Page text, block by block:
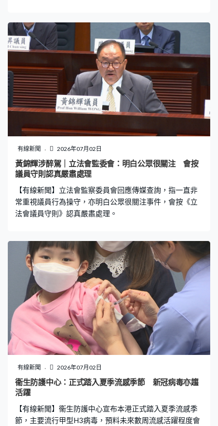
及法團治理能力不足，決策機制亦有缺陷，例如有人透過
購入單位，在大廈「落釘」以影響法團遴選工程顧問和承
建商；又發現維修顧問權力過度集中，同時負責檢測、招
標及監督，而工程多層分判，令記錄不完整亦無法追責，
市場更長期出現反競爭行為。 香港測量師學會樓宇維修工
作組主席何鉅業：「當然總會十隻手指有長短，做得可能
質素不好，但不代表他們的行為不良好，我們其實都可以
修正，最重要是我們持續監察。」 學會建議成立樓宇維修
審批顧問及承建商名冊，評核表現及監管招標程序；又提
議如果涉及三無大廈、法團失效、有重大安全風險、工程
規模龐大或複雜，可以介入代辦工程；若業主有高度共
識，在極高業權比例及嚴謹條件下亦可申請退出監管。 被
立機構監管工程，強調不是要取代部門法定權力。
有線新聞 2026年07月02日
黃錦輝涉醉駕｜立法會監委會：明白公眾很關注 會按
議員守則認真嚴肅處理
【有線新聞】立法會監察委員會回應傳媒查詢，指一直非
常重視議員行為操守，亦明白公眾很關注事件，會按《立
法會議員守則》認真嚴肅處理。
有線新聞 2026年07月02日
衞生防護中心：正式踏入夏季流感季節 新冠病毒亦趨
活躍
【有線新聞】衞生防護中心宣布本港正式踏入夏季流感季
節，主要流行甲型H3病毒，預料未來數周流感活躍程度會